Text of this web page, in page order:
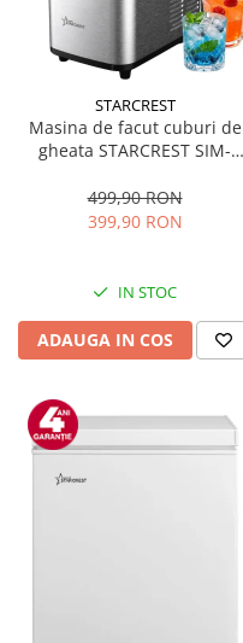
STARCREST
Masina de facut cuburi de
gheata STARCREST SIM-
12Kg/24h, Cos gheata
detasabil, Rezervor apa 0.8 l,
499,90 RON
399,90 RON
IN STOC
ADAUGA IN COS